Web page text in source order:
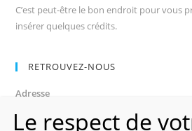
C’est peut-être le bon endroit pour vous
insérer quelques crédits.
RETROUVEZ-NOUS
Adresse
75008, Paris
Le respect de